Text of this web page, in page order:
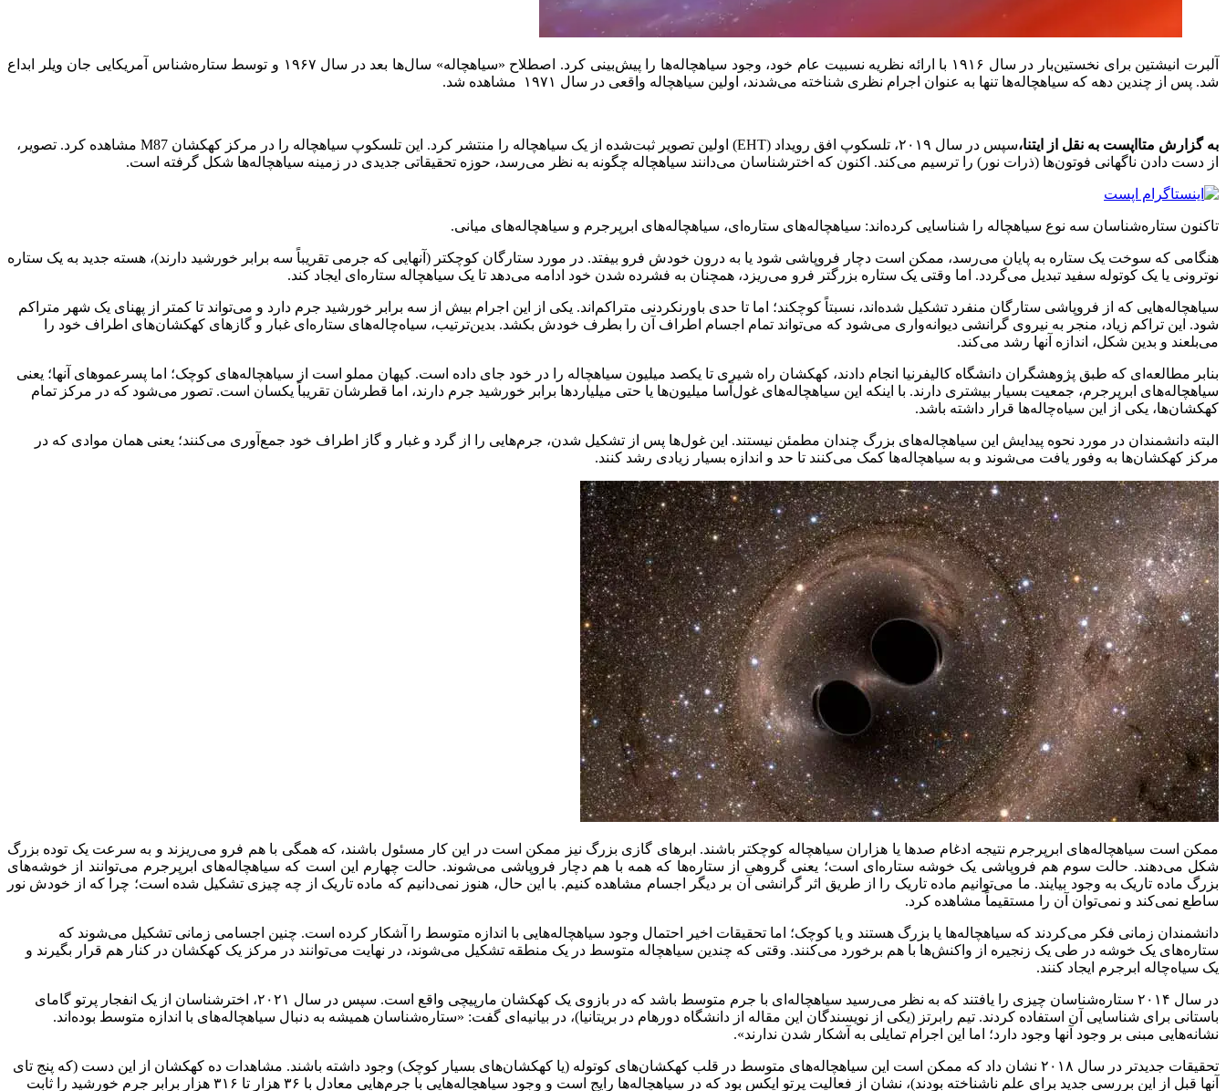
آلبرت انیشتین برای نخستین‌بار در سال ۱۹۱۶ با ارائه نظریه نسبیت عام خود، وجود سیاهچاله‌ها را پیش‌بینی کرد. اصطلاح «سیاهچاله» سال‌ها بعد در سال ۱۹۶۷ و توسط ستاره‌شناس آمریکایی جان ویلر ابداع
شد. پس از چندین دهه که سیاهچاله‌ها تنها به عنوان اجرام نظری شناخته می‌شدند، اولین سیاهچاله واقعی در سال ۱۹۷۱ مشاهده شد.
به گزارش متااپست به نقل از ايتنا،
سپس در سال ۲۰۱۹، تلسکوپ افق رویداد (EHT) اولین تصویر ثبت‌شده از یک سیاهچاله را منتشر کرد. این تلسکوپ سیاهچاله را در مرکز کهکشان M87 مشاهده کرد. تصویر،
از دست دادن ناگهانی فوتون‌ها (ذرات نور) را ترسیم می‌کند. اکنون که اخترشناسان می‌دانند سیاهچاله چگونه به نظر می‌رسد، حوزه تحقیقاتی جدیدی در زمینه سیاهچاله‌ها شکل گرفته است.
تاکنون ستاره‌شناسان سه نوع سیاهچاله را شناسایی کرده‌اند: سیاهچاله‌های ستاره‌ای، سیاهچاله‌های ابرپرجرم و سیاهچاله‌های میانی.
هنگامی که سوخت یک ستاره به پایان می‌رسد، ممکن است دچار فروپاشی شود یا به درون خودش فرو بیفتد. در مورد ستارگان کوچکتر (آنهایی که جرمی تقریباً سه برابر خورشید دارند)، هسته جدید به یک ستاره
نوترونی یا یک کوتوله سفید تبدیل می‌گردد. اما وقتی یک ستاره بزرگتر فرو می‌ریزد، همچنان به فشرده شدن خود ادامه می‌دهد تا یک سیاهچاله ستاره‌ای ایجاد کند.
سیاهچاله‌هایی که از فروپاشی ستارگان منفرد تشکیل شده‌اند، نسبتاً کوچکند؛ اما تا حدی باورنکردنی متراکم‌اند. یکی از این اجرام بیش از سه برابر خورشید جرم دارد و می‌تواند تا کمتر از پهنای یک شهر متراکم
شود. این تراکم زیاد، منجر به نیروی گرانشی دیوانه‌واری می‌شود که می‌تواند تمام اجسام اطراف آن را بطرف خودش بکشد. بدین‌ترتیب، سیاه‌چاله‌های ستاره‌ای غبار و گازهای کهکشان‌های اطراف خود را
می‌بلعند و بدین شکل، اندازه آنها رشد می‌کند.
بنابر مطالعه‌ای که طبق پژوهشگران دانشگاه کالیفرنیا انجام دادند، کهکشان راه شیری تا یکصد میلیون سیاهچاله را در خود جای داده است. کیهان مملو است از سیاهچاله‌های کوچک؛ اما پسرعموهای آنها؛ یعنی
سیاهچاله‌های ابرپرجرم، جمعیت بسیار بیشتری دارند. با اینکه این سیاهچاله‌های غول‌آسا میلیون‌ها یا حتی میلیاردها برابر خورشید جرم دارند، اما قطرشان تقریباً یکسان است. تصور می‌شود که در مرکز تمام
کهکشان‌ها، یکی از این سیاه‌چاله‌ها قرار داشته باشد.
البته دانشمندان در مورد نحوه پیدایش این سیاهچاله‌های بزرگ چندان مطمئن نیستند. این غول‌ها پس از تشکیل شدن، جرم‌هایی را از گرد و غبار و گاز اطراف خود جمع‌آوری می‌کنند؛ یعنی همان موادی که در
مرکز کهکشان‌ها به وفور یافت می‌شوند و به سیاهچاله‌ها کمک می‌کنند تا حد و اندازه بسیار زیادی رشد کنند.
ممکن است سیاهچاله‌های ابرپرجرم نتیجه ادغام صدها یا هزاران سیاهچاله کوچکتر باشند. ابرهای گازی بزرگ نیز ممکن است در این کار مسئول باشند، که همگی با هم فرو می‌ریزند و به سرعت یک توده بزرگ
شکل می‌دهند. حالت سوم هم فروپاشی یک خوشه ستاره‌ای است؛ یعنی گروهی از ستاره‌ها که همه با هم دچار فروپاشی می‌شوند. حالت چهارم این است که سیاهچاله‌های ابرپرجرم می‌توانند از خوشه‌های
بزرگ ماده تاریک به وجود بیایند. ما می‌توانیم ماده تاریک را از طریق اثر گرانشی آن بر دیگر اجسام مشاهده کنیم. با این حال، هنوز نمی‌دانیم که ماده تاریک از چه چیزی تشکیل شده است؛ چرا که از خودش نور
ساطع نمی‌کند و نمی‌توان آن را مستقیماً مشاهده کرد.
دانشمندان زمانی فکر می‌کردند که سیاهچاله‌ها یا بزرگ هستند و یا کوچک؛ اما تحقیقات اخیر احتمال وجود سیاهچاله‌هایی با اندازه متوسط را آشکار کرده است. چنین اجسامی زمانی تشکیل می‌شوند که
ستاره‌های یک خوشه در طی یک زنجیره از واکنش‌ها با هم برخورد می‌کنند. وقتی که چندین سیاهچاله متوسط در یک منطقه تشکیل می‌شوند، در نهایت می‌توانند در مرکز یک کهکشان در کنار هم قرار بگیرند و
یک سیاه‌چاله ابرجرم ایجاد کنند.
در سال ۲۰۱۴ ستاره‌شناسان چیزی را یافتند که به نظر می‌رسید سیاهچاله‌ای با جرم متوسط باشد که ​​در بازوی یک کهکشان مارپیچی واقع است. سپس در سال ۲۰۲۱، اخترشناسان از یک انفجار پرتو گامای
باستانی برای شناسایی آن استفاده کردند. تیم رابرتز (یکی از نویسندگان این مقاله از دانشگاه دورهام در بریتانیا)، در بیانیه‌ای گفت: «ستاره‌شناسان همیشه به دنبال سیاهچاله‌های با اندازه متوسط بوده‌اند.
نشانه‌هایی مبنی بر وجود آنها وجود دارد؛ اما این اجرام تمایلی به آشکار شدن ندارند».
تحقیقات جدیدتر در سال ۲۰۱۸ نشان داد که ممکن است این سیاهچاله‌های متوسط در قلب کهکشان‌های کوتوله (یا کهکشان‌های بسیار کوچک) وجود داشته باشند. مشاهدات ده کهکشان از این دست (که پنج تای
آنها قبل از این بررسی جدید برای علم ناشناخته بودند)، نشان از فعالیت پرتو ایکس بود که در سیاهچاله‌ها رایج است و وجود سیاهچاله‌هایی با جرم‌هایی معادل با ۳۶ هزار تا ۳۱۶ هزار برابر جرم خورشید را ثابت